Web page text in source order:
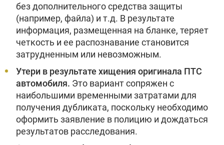
без дополнительного средства защиты
(например, файла) и т.д. В результате
информация, размещенная на бланке, теряет
четкость и ее распознавание становится
затрудненным или невозможным.
Утери в результате хищения оригинала ПТС
автомобиля. Это вариант сопряжен с
наибольшими временными затратами для
получения дубликата, поскольку необходимо
оформить заявление в полицию и дождаться
результатов расследования.